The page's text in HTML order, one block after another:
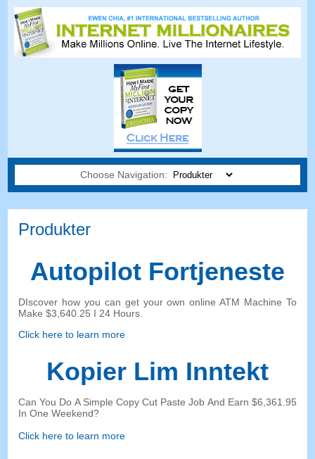
Choose Navigation:
Produkter
Autopilot Fortjeneste
DIscover how you can get your own online ATM Machine To
Make $3,640.25 I 24 Hours
Click here to learn more
Kopier Lim Inntekt
Can You Do A Simple Copy Cut Paste Job And Earn $6,361.95
In One Weekend?
Click here to learn more